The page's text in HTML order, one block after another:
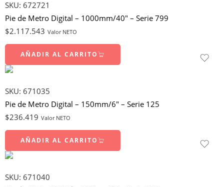
SKU: 672721
Pie de Metro Digital – 1000mm/40″ – Serie 799
$2.117.543 Valor NETO
AÑADIR AL CARRITO
SKU: 671035
Pie de Metro Digital – 150mm/6″ – Serie 125
$236.419 Valor NETO
AÑADIR AL CARRITO
SKU: 671040